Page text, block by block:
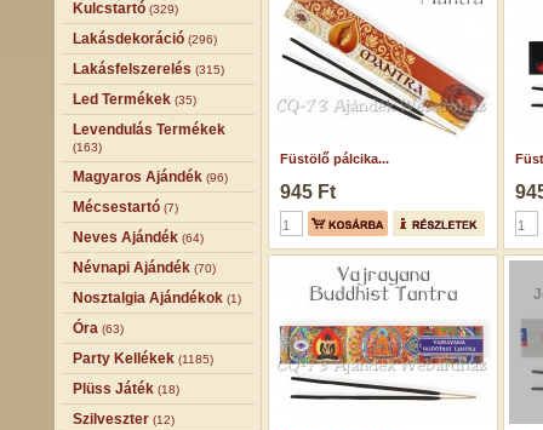
Kulcstartó (329)
Lakásdekoráció (296)
Lakásfelszerelés (315)
Led Termékek (35)
Levendulás Termékek
(163)
Magyaros Ajándék (96)
Mécsestartó (7)
Neves Ajándék (64)
Névnapi Ajándék (70)
Nosztalgia Ajándékok (1)
Óra (63)
Party Kellékek (1185)
Plüss Játék (18)
Szilveszter (12)
Füstölő pálcika...
945 Ft